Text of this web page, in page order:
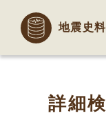
地震史
詳細